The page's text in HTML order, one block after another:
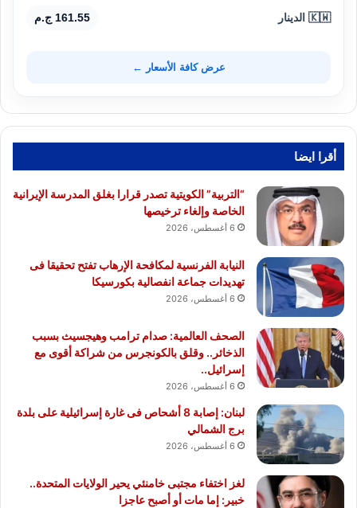
🇰🇼 الدينار 161.55 ج.م
عرض كافة الأسعار ←
أقرا ايضا
“التربية” الكويتية تصدر قرارا بغلق المدرسة الإيرانية
الخاصة وإلغاء ترخيصها
6 أغسطس، 2026
النيابة الفرنسية لمكافحة الإرهاب تفتح تحقيقا فى
تهديدات جماعة انفصالية بكورسيكا
6 أغسطس، 2026
الصحف العالمية: صدام ترامب وهيجسيث بسبب
الذخائر.. وقلق بالكونجرس من شراكة أقوى مع
إسرائيل..
6 أغسطس، 2026
لبنان: إصابة 8 أشحاص فى غارة إسرائيلية على بلدة
برج الشمالي
6 أغسطس، 2026
لغز اختفاء مجتبى خامنئي يحير الولايات المتحدة..
خبير: إما مات أو أصبح عاجزا